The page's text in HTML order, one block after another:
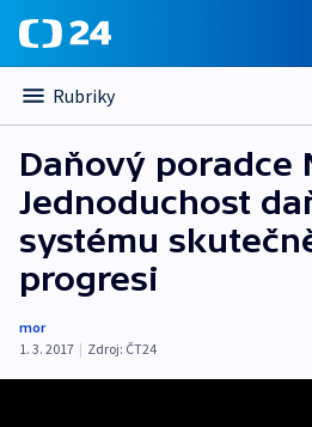
Rubriky
Daňový poradce
Jednoduchost
systému
progresi
mor
1. 3. 2017 | Zdroj: ČT24